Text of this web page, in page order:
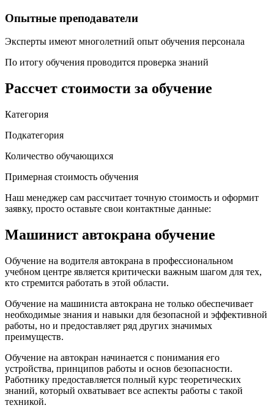
Опытные преподаватели
Эксперты имеют многолетний опыт обучения персонала
По итогу обучения проводится проверка знаний
Рассчет стоимости за обучение
Категория
Подкатегория
Количество обучающихся
Примерная стоимость обучения
Наш менеджер сам рассчитает точную стоимость и оформит
заявку, просто оставьте свои контактные данные:
Машинист автокрана обучение
Обучение на водителя автокрана в профессиональном
учебном центре является критически важным шагом для тех,
кто стремится работать в этой области.
Обучение на машиниста автокрана не только обеспечивает
необходимые знания и навыки для безопасной и эффективной
работы, но и предоставляет ряд других значимых
преимуществ.
Обучение на автокран начинается с понимания его
устройства, принципов работы и основ безопасности.
Работнику предоставляется полный курс теоретических
знаний, который охватывает все аспекты работы с такой
техникой.